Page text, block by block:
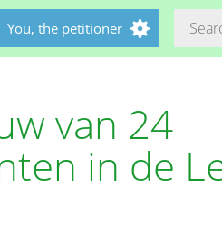
You, the petitioner
van 24
in de